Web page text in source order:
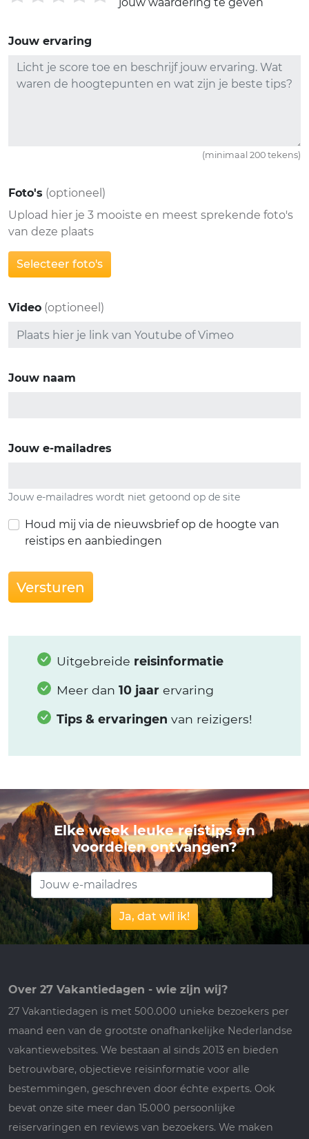
Jouw ervaring
(minimaal 200 tekens)
Foto's (optioneel)
Upload hier je 3 mooiste en meest sprekende foto's
van deze plaats
Selecteer foto's
Video (optioneel)
Jouw naam
Jouw e-mailadres
Jouw e-mailadres wordt niet getoond op de site
Houd mij via de nieuwsbrief op de hoogte van
reistips en aanbiedingen
Versturen
Uitgebreide reisinformatie
Meer dan 10 jaar ervaring
Tips & ervaringen van reizigers!
Elke week leuke reistips en
voordelen ontvangen?
Ja, dat wil ik!
Over 27 Vakantiedagen - wie zijn wij?
27 Vakantiedagen is met 500.000 unieke bezoekers per
maand een van de grootste onafhankelijke Nederlandse
vakantiewebsites. We bestaan al sinds 2013 en bieden
betrouwbare, objectieve reisinformatie voor alle
bestemmingen, geschreven door échte experts. Ook
bevat onze site meer dan 15.000 persoonlijke
reiservaringen en reviews van bezoekers. We maken